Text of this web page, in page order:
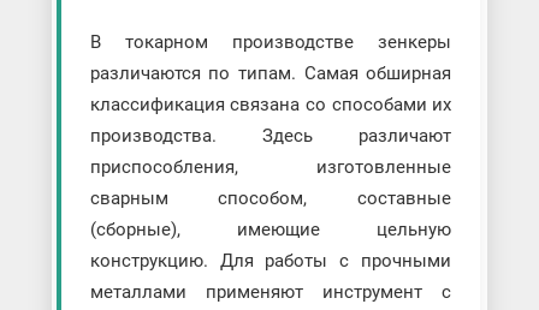
В токарном производстве зенкеры
различаются по типам. Самая обширная
классификация связана со способами их
производства. Здесь различают
приспособления, изготовленные
сварным способом, составные
(сборные), имеющие цельную
конструкцию. Для работы с прочными
металлами применяют инструмент с